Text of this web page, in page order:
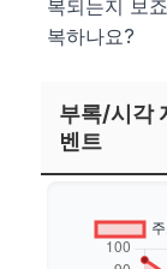
복되는지 보
복하나요?
부록/시각
벤트